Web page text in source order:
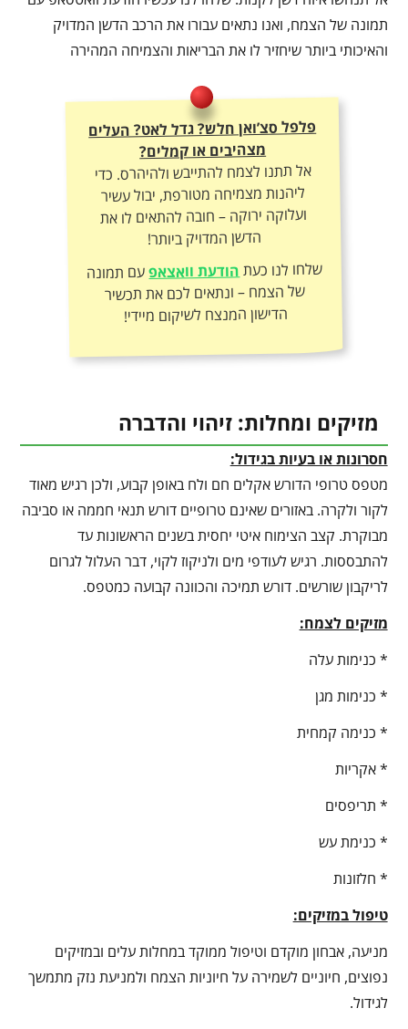
תמונה של הצמח, ואנו נתאים עבורו את הרכב הדשן המדויק
והאיכותי ביותר שיחזיר לו את הבריאות והצמיחה המהירה
פלפל סצ’ואן חלש? גדל לאט? העלים
מצהיבים או קמלים?
אל תתנו לצמח להתייבש ולהיהרס. כדי
ליהנות מצמיחה מטורפת, יבול עשיר
ועלוקה ירוקה – חובה להתאים לו את
הדשן המדויק ביותר!
שלחו לנו כעתהודעת וואצאפעם תמונה
של הצמח – ונתאים לכם את תכשיר
הדישון המנצח לשיקום מיידי!
מזיקים ומחלות: זיהוי והדברה
חסרונות או בעיות בגידול:
מטפס טרופי הדורש אקלים חם ולח באופן קבוע, ולכן רגיש מאוד
לקור ולקרה. באזורים שאינם טרופיים דורש תנאי חממה או סביבה
מבוקרת. קצב הצימוח איטי יחסית בשנים הראשונות עד
להתבססות. רגיש לעודפי מים ולניקוז לקוי, דבר העלול לגרום
לריקבון שורשים. דורש תמיכה והכוונה קבועה כמטפס.
מזיקים לצמח:
* כנימות עלה
* כנימות מגן
* כנימה קמחית
* אקריות
* תריפסים
* כנימת עש
* חלזונות
טיפול במזיקים:
מניעה, אבחון מוקדם וטיפול ממוקד במחלות עלים ובמזיקים
נפוצים, חיוניים לשמירה על חיוניות הצמח ולמניעת נזק מתמשך
לגידול.